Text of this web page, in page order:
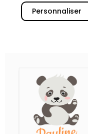
Personnaliser